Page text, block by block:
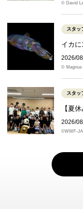
© David
スタッ
イカ
2026/
© Magnus
スタッ
【夏
2026/
©WWF-